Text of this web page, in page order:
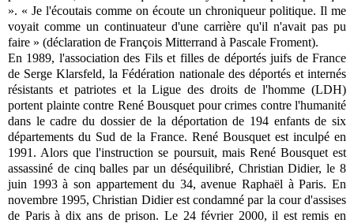
». « Je l'écoutais comme on écoute un chroniqueur politique. Il me
voyait comme un continuateur d'une carrière qu'il n'avait pas pu
faire » (déclaration de François Mitterrand à Pascale Froment).
En 1989, l'association des Fils et filles de déportés juifs de France
de Serge Klarsfeld, la Fédération nationale des déportés et internés
résistants et patriotes et la Ligue des droits de l'homme (LDH)
portent plainte contre René Bousquet pour crimes contre l'humanité
dans le cadre du dossier de la déportation de 194 enfants de six
départements du Sud de la France. René Bousquet est inculpé en
1991. Alors que l'instruction se poursuit, mais René Bousquet est
assassiné de cinq balles par un déséquilibré, Christian Didier, le 8
juin 1993 à son appartement du 34, avenue Raphaël à Paris. En
novembre 1995, Christian Didier est condamné par la cour d'assises
de Paris à dix ans de prison. Le 24 février 2000, il est remis en